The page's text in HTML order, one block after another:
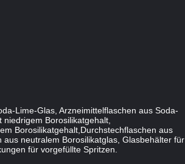
Lime-Glas, Arzneimittelflaschen aus Soda-
Borosilikatgehalt,
Borosilikatgehalt,Durchstechflaschen aus
neutralem Borosilikatglas, Glasbehälter für
für vorgefüllte Spritzen.